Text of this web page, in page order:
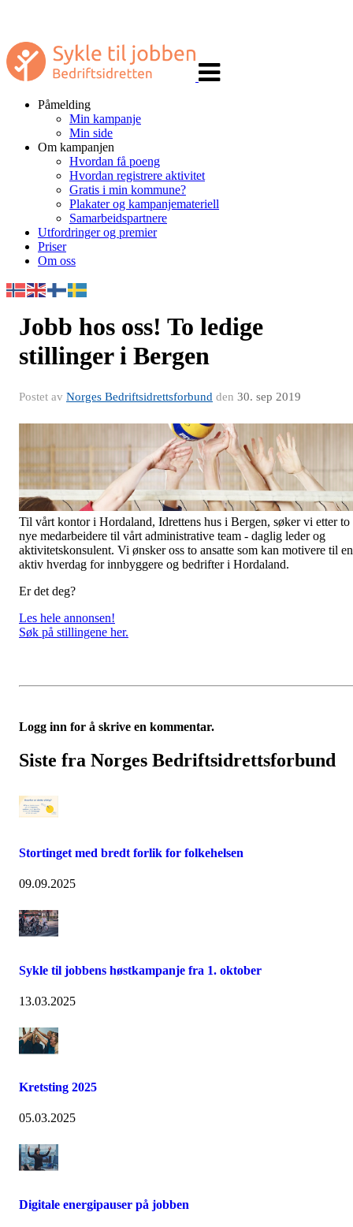
navigasjon
Påmelding
Min kampanje
Min side
Om kampanjen
Hvordan få poeng
Hvordan registrere aktivitet
Gratis i min kommune?
Plakater og kampanjemateriell
Samarbeidspartnere
Utfordringer og premier
Priser
Om oss
Jobb hos oss! To ledige
stillinger i Bergen
Postet av Norges Bedriftsidrettsforbund den 30. sep 2019
Til vårt kontor i Hordaland, Idrettens hus i Bergen, søker vi etter to
nye medarbeidere til vårt administrative team - daglig leder og
aktivitetskonsulent. Vi ønsker oss to ansatte som kan motivere til en
aktiv hverdag for innbyggere og bedrifter i Hordaland.
Er det deg?
Les hele annonsen!
Søk på stillingene her.
Logg inn for å skrive en kommentar.
Siste fra Norges Bedriftsidrettsforbund
Stortinget med bredt forlik for folkehelsen
09.09.2025
Sykle til jobbens høstkampanje fra 1. oktober
13.03.2025
Kretsting 2025
05.03.2025
Digitale energipauser på jobben